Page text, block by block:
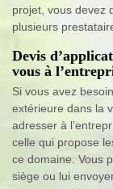
projet, vous devez
plusieurs
Devis
vous à
Si vous avez
extérieure dans la
adresser à
celle qui propose
ce domaine. Vous
siège ou lui